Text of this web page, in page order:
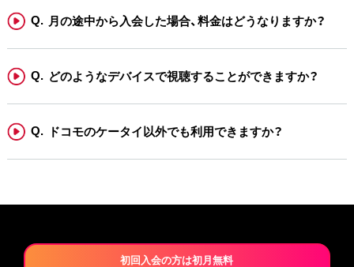
月の途中から入会した場合、料金はどうなりますか？
どのようなデバイスで視聴することができますか？
ドコモのケータイ以外でも利用できますか？
初回入会の方は初月無料